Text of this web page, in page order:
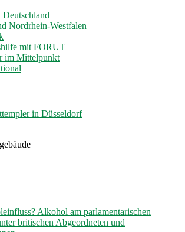
Nordrhein-Westfalen
mit FORUT
im Mittelpunkt
Alkohol am parlamentarischen
britischen Abgeordneten und